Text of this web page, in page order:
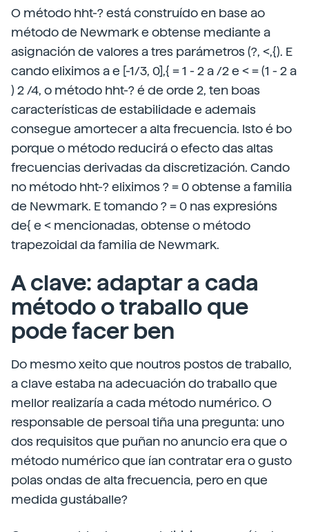
O método hht-? está construído en base ao
método de Newmark e obtense mediante a
asignación de valores a tres parámetros (?, <,{). E
cando eliximos a e [-1/3, 0],{ = 1 - 2 a /2 e < = (1 - 2 a
) 2 /4, o método hht-? é de orde 2, ten boas
características de estabilidade e ademais
consegue amortecer a alta frecuencia. Isto é bo
porque o método reducirá o efecto das altas
frecuencias derivadas da discretización. Cando
no método hht-? eliximos ? = 0 obtense a familia
de Newmark. E tomando ? = 0 nas expresións
de{ e < mencionadas, obtense o método
trapezoidal da familia de Newmark.
A clave: adaptar a cada
método o traballo que
pode facer ben
Do mesmo xeito que noutros postos de traballo,
a clave estaba na adecuación do traballo que
mellor realizaría a cada método numérico. O
responsable de persoal tiña una pregunta: uno
dos requisitos que puñan no anuncio era que o
método numérico que ían contratar era o gusto
polas ondas de alta frecuencia, pero en que
medida gustáballe?